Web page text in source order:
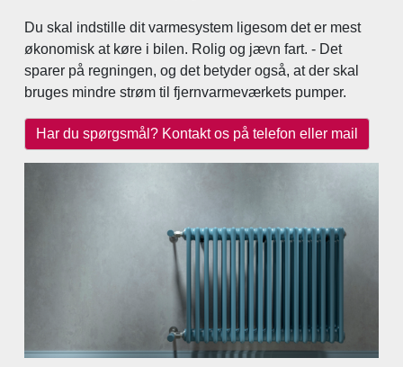
Du skal indstille dit varmesystem ligesom det er mest
økonomisk at køre i bilen. Rolig og jævn fart. - Det
sparer på regningen, og det betyder også, at der skal
bruges mindre strøm til fjernvarmeværkets pumper.
Har du spørgsmål? Kontakt os på telefon eller mail